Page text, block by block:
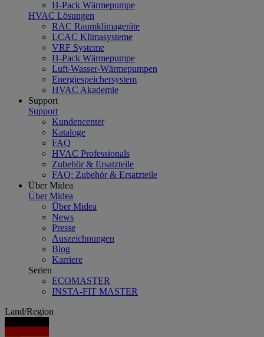
H-Pack Wärmepumpe
HVAC Lösungen
RAC Raumklimageräte
LCAC Klimasysteme
VRF Systeme
H-Pack Wärmepumpe
Luft-Wasser-Wärmepumpen
Energiespeichersystem
HVAC Akademie
Support
Support
Kundencenter
Kataloge
FAQ
HVAC Professionals
Zubehör & Ersatzteile
FAQ: Zubehör & Ersatzteile
Über Midea
Über Midea
Über Midea
News
Presse
Auszeichnungen
Blog
Karriere
Serien
ECOMASTER
INSTA-FIT MASTER
Land/Region